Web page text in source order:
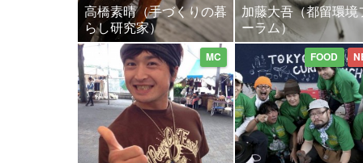
高橋素晴（手づくりの暮
らし研究家）
加藤大吾（都留環境
ーラム）
MC FOOD